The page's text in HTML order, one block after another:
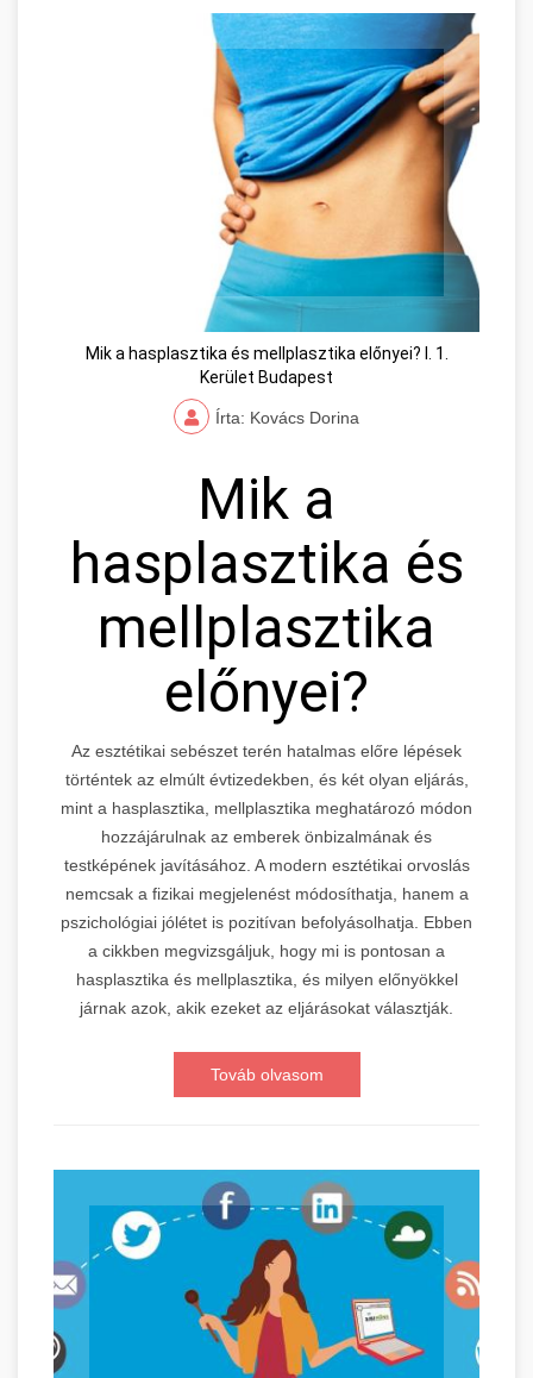
Mik a hasplasztika és mellplasztika előnyei? I. 1.
Kerület Budapest
Írta: Kovács Dorina
Mik a
hasplasztika és
mellplasztika
előnyei?
Az esztétikai sebészet terén hatalmas előre lépések
történtek az elmúlt évtizedekben, és két olyan eljárás,
mint a hasplasztika, mellplasztika meghatározó módon
hozzájárulnak az emberek önbizalmának és
testképének javításához. A modern esztétikai orvoslás
nemcsak a fizikai megjelenést módosíthatja, hanem a
pszichológiai jólétet is pozitívan befolyásolhatja. Ebben
a cikkben megvizsgáljuk, hogy mi is pontosan a
hasplasztika és mellplasztika, és milyen előnyökkel
járnak azok, akik ezeket az eljárásokat választják.
Továb olvasom